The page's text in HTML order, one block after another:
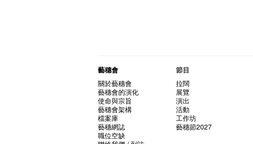
藝穗會
關於藝穗會
藝穗會的演化
使命與宗旨
藝穗會架構
檔案庫
藝穗網誌
職位空缺
節目
拉闊
展覽
演出
活動
工作坊
藝穗節2027